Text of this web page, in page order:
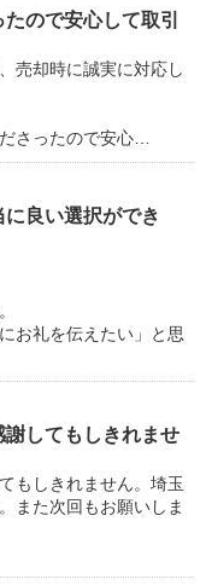
ので安心して取引
売却時に誠実に対応し
さったので安心…
に良い選択ができ
お礼を伝えたい」と思
してもしきれませ
もしきれません。埼玉
また次回もお願いしま